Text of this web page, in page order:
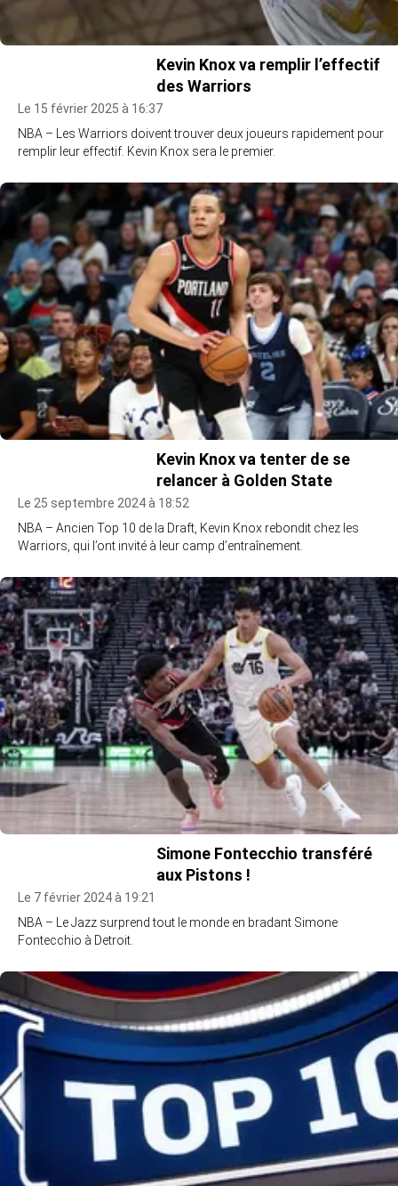
Kevin Knox va remplir l’effectif
des Warriors
Le 15 février 2025 à 16:37
NBA – Les Warriors doivent trouver deux joueurs rapidement pour
remplir leur effectif. Kevin Knox sera le premier.
Kevin Knox va tenter de se
relancer à Golden State
Le 25 septembre 2024 à 18:52
NBA – Ancien Top 10 de la Draft, Kevin Knox rebondit chez les
Warriors, qui l’ont invité à leur camp d’entraînement.
Simone Fontecchio transféré
aux Pistons !
Le 7 février 2024 à 19:21
NBA – Le Jazz surprend tout le monde en bradant Simone
Fontecchio à Detroit.